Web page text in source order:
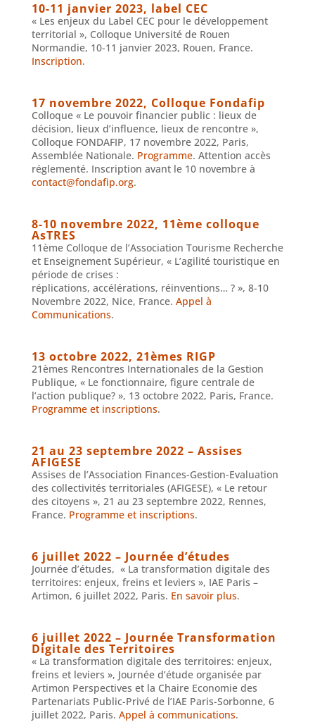
10-11 janvier 2023, label CEC
« Les enjeux du Label CEC pour le développement
territorial », Colloque Université de Rouen
Normandie, 10-11 janvier 2023, Rouen, France.
Inscription.
17 novembre 2022, Colloque Fondafip
Colloque « Le pouvoir financier public : lieux de
décision, lieux d’influence, lieux de rencontre »,
Colloque FONDAFIP, 17 novembre 2022, Paris,
Assemblée Nationale. Programme. Attention accès
réglementé. Inscription avant le 10 novembre à
contact@fondafip.org.
8-10 novembre 2022, 11ème colloque
AsTRES
11ème Colloque de l’Association Tourisme Recherche
et Enseignement Supérieur, « L’agilité touristique en
période de crises :
réplications, accélérations, réinventions… ? », 8-10
Novembre 2022, Nice, France. Appel à
Communications.
13 octobre 2022, 21èmes RIGP
21èmes Rencontres Internationales de la Gestion
Publique, « Le fonctionnaire, figure centrale de
l’action publique? », 13 octobre 2022, Paris, France.
Programme et inscriptions.
21 au 23 septembre 2022 – Assises
AFIGESE
Assises de l’Association Finances-Gestion-Evaluation
des collectivités territoriales (AFIGESE), « Le retour
des citoyens », 21 au 23 septembre 2022, Rennes,
France. Programme et inscriptions.
6 juillet 2022 – Journée d’études
Journée d’études, « La transformation digitale des
territoires: enjeux, freins et leviers », IAE Paris –
Artimon, 6 juillet 2022, Paris. En savoir plus.
6 juillet 2022 – Journée Transformation
Digitale des Territoires
« La transformation digitale des territoires: enjeux,
freins et leviers », Journée d’étude organisée par
Artimon Perspectives et la Chaire Economie des
Partenariats Public-Privé de l’IAE Paris-Sorbonne, 6
juillet 2022, Paris. Appel à communications.